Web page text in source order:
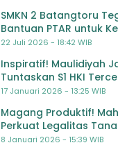
SMKN 2 Batangtoru
Bantuan PTAR untuk
Pendidikan
22 Juli 2026 - 18:42 WIB
Inspiratif! Maulidiyah
Tuntaskan S1 HKI
17 Januari 2026 - 13:25 WIB
Magang Produktif!
Perkuat Legalitas
8 Januari 2026 - 15:39 WIB